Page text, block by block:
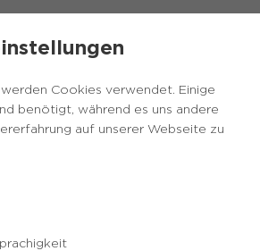
Cookies verwendet. Einige
benötigt, während es uns andere
auf unserer Webseite zu